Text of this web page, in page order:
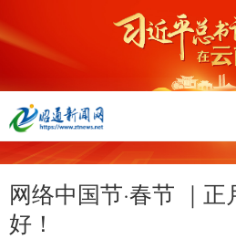
网络中国节·春节 ｜
好！